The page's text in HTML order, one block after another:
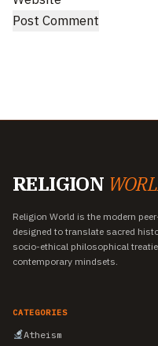
RELIGION
Religion World is the modern
designed to translate sacred
socio-ethical philosophical
contemporary mindsets.
CATEGORIES
Atheism